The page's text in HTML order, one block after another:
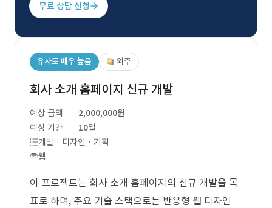
무료 상담 신청
유사도 매우 높음 외주
회사 소개 홈페이지 신규 개발
예상 금액
2,000,000원
예상 기간
10일
개발 · 디자인 · 기획
웹
이 프로젝트는 회사 소개 홈페이지의 신규 개발을 목
표로 하며, 주요 기술 스택으로는 반응형 웹 디자인